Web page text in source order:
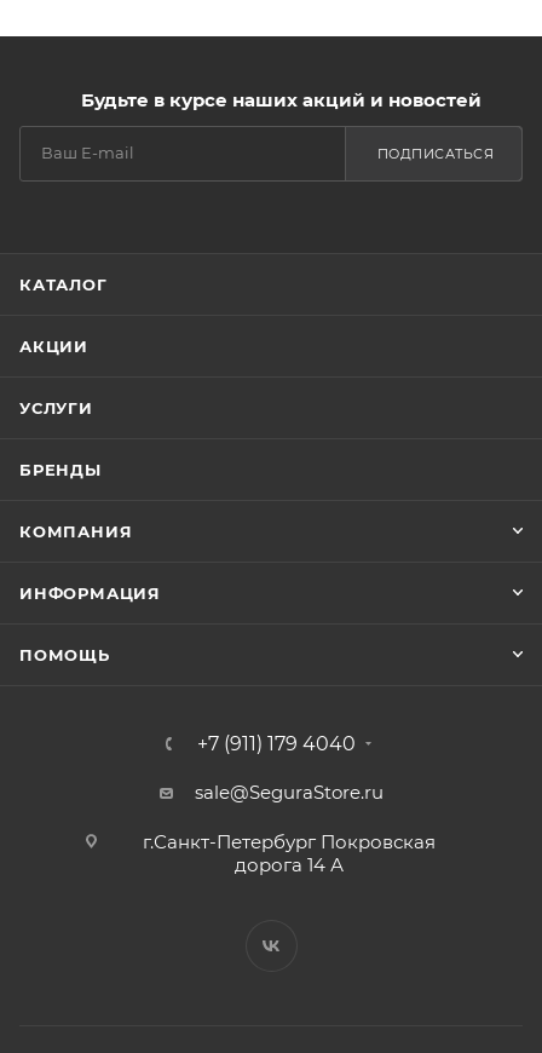
Будьте в курсе наших акций и новостей
ПОДПИСАТЬСЯ
КАТАЛОГ
АКЦИИ
УСЛУГИ
БРЕНДЫ
КОМПАНИЯ
ИНФОРМАЦИЯ
ПОМОЩЬ
+7 (911) 179 4040
sale@SeguraStore.ru
г.Санкт-Петербург Покровская
дорога 14 А